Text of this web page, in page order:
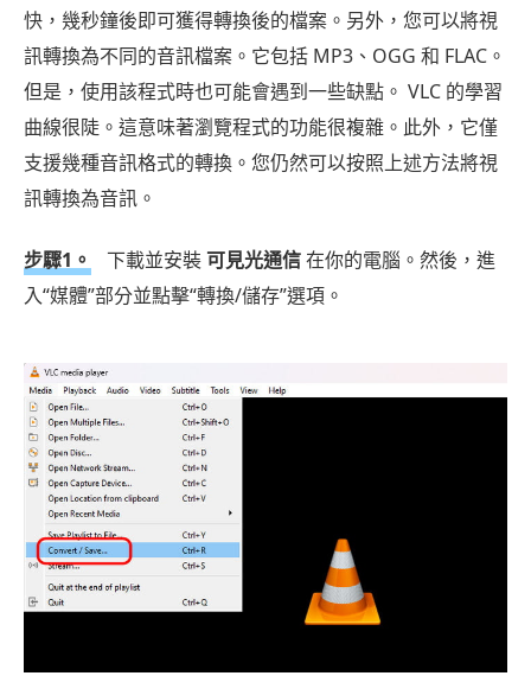
快，幾秒鐘後即可獲得轉換後的檔案。另外，您可以將視
訊轉換為不同的音訊檔案。它包括 MP3、OGG 和 FLAC。
但是，使用該程式時也可能會遇到一些缺點。 VLC 的學習
曲線很陡。這意味著瀏覽程式的功能很複雜。此外，它僅
支援幾種音訊格式的轉換。您仍然可以按照上述方法將視
訊轉換為音訊。
步驟1。 下載並安裝 可見光通信在你的電腦。然後，進
入“媒體”部分並點擊“轉換/儲存”選項。